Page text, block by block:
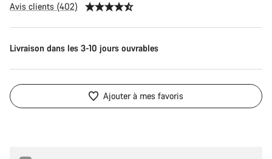
Avis clients (402)
Livraison dans les 3-10 jours ouvrables
Ajouter à mes favoris